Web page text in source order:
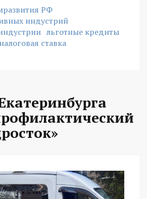
РФ
индустрий
льготные кредиты
ставка